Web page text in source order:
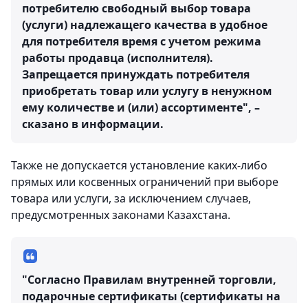
потребителю свободный выбор товара
(услуги) надлежащего качества в удобное
для потребителя время с учетом режима
работы продавца (исполнителя).
Запрещается принуждать потребителя
приобретать товар или услугу в ненужном
ему количестве и (или) ассортименте", –
сказано в информации.
Также не допускается установление каких-либо
прямых или косвенных ограничений при выборе
товара или услуги, за исключением случаев,
предусмотренных законами Казахстана.
"Согласно Правилам внутренней торговли,
подарочные сертификаты (сертификаты на